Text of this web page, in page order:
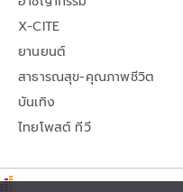
X-CITE
ยานยนต์
สาธารณสุข-คุณภาพชีวิต
บันเทิง
ไทยโพสต์ ทีวี